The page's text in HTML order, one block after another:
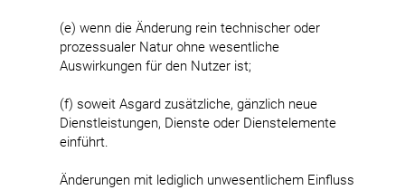
(e) wenn die Änderung rein technischer oder
prozessualer Natur ohne wesentliche
Auswirkungen für den Nutzer ist;
(f) soweit Asgard zusätzliche, gänzlich neue
Dienstleistungen, Dienste oder Dienstelemente
einführt.
Änderungen mit lediglich unwesentlichem Einfluss